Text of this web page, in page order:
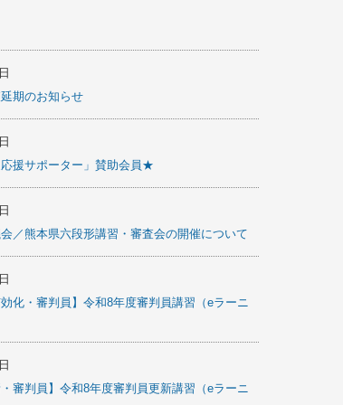
期のお知らせ
援サポーター」賛助会員★
／熊本県六段形講習・審査会の開催について
化・審判員】令和8年度審判員講習（eラーニ
審判員】令和8年度審判員更新講習（eラーニ